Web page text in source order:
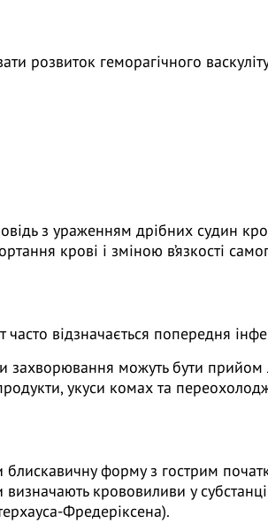
розвиток геморагічного
з ураженням дрібних судин
крові і зміною в’язкості
часто відзначається попередня
можуть бути прийом
укуси комах та
блискавичну форму з гострим
крововиливи у
Фредеріксена).